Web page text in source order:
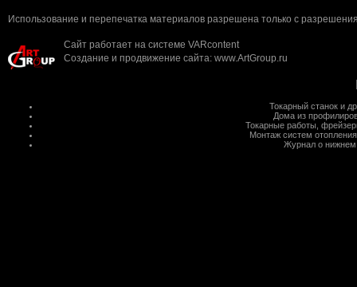
Использование и перепечатка материалов разрешена только с
Сайт работает на системе VARcontent
Создание и продвижение сайта: www.ArtGroup.ru
Токарный станок и
Дома из
Токарные работы
Монтаж систем отопления
Журнал о нижнем